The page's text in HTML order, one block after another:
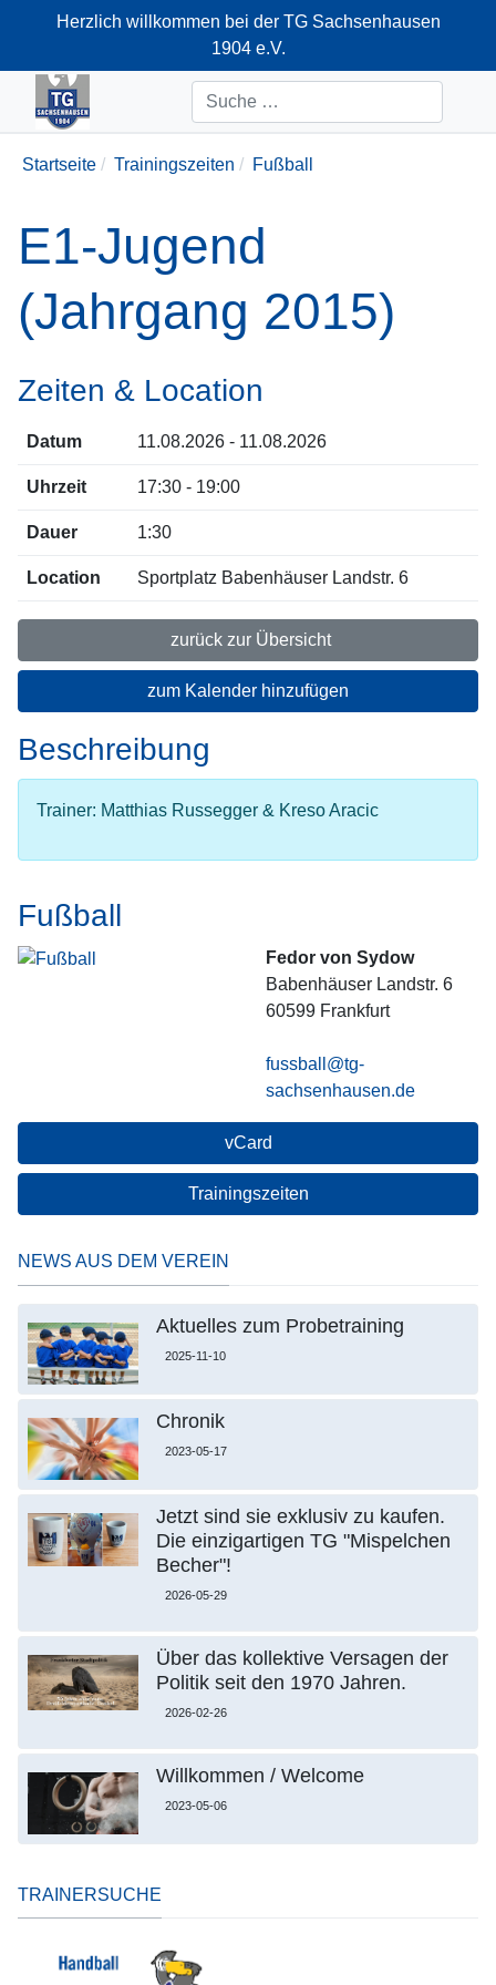
Herzlich willkommen bei der TG Sachsenhausen
1904 e.V.
+49-69-66374712
Suchen
Startseite Trainingszeiten Fußball
E1-Jugend
(Jahrgang 2015)
Zeiten & Location
Datum 11.08.2026 - 11.08.2026
Uhrzeit 17:30 - 19:00
Dauer 1:30
Location Sportplatz Babenhäuser Landstr. 6
zurück zur Übersicht
zum Kalender hinzufügen
Beschreibung
Trainer: Matthias Russegger & Kreso Aracic
Fußball
Fedor von Sydow
Babenhäuser Landstr. 6
60599 Frankfurt
fussball@tg-
sachsenhausen.de
vCard
Trainingszeiten
NEWS AUS DEM VEREIN
Aktuelles zum Probetraining
2025-11-10
Chronik
2023-05-17
Jetzt sind sie exklusiv zu kaufen.
Die einzigartigen TG "Mispelchen
Becher"!
2026-05-29
Über das kollektive Versagen der
Politik seit den 1970 Jahren.
2026-02-26
Willkommen / Welcome
2023-05-06
TRAINERSUCHE